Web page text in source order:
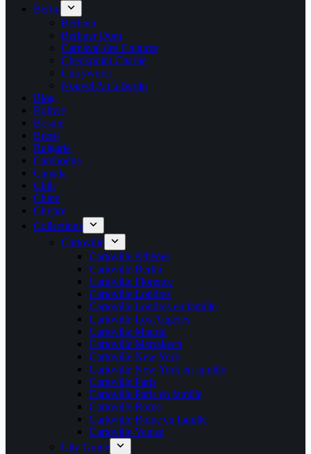
Berlin
Berliner
Berliner Dom
Carnaval des Cultures
Checkpoint Charlie
Currywurst
Nouvel An à Berlin
Blog
Bolivie
Bosnie
Brésil
Bulgarie
Cambodge
Canada
Chili
Chine
Chypre
Collections
Cartoville
Cartoville Athènes
Cartoville Berlin
Cartoville Florence
Cartoville Londres
Cartoville Londres en famille
Cartoville Los Angeles
Cartoville Madrid
Cartoville Marrakech
Cartoville New York
Cartoville New York en famille
Cartoville Paris
Cartoville Paris en famille
Cartoville Rome
Cartoville Rome en famille
Cartoville Venise
City Guide